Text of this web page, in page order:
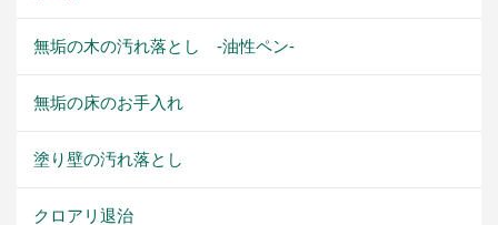
無垢の木の汚れ落とし -油性ペン-
無垢の床のお手入れ
塗り壁の汚れ落とし
クロアリ退治